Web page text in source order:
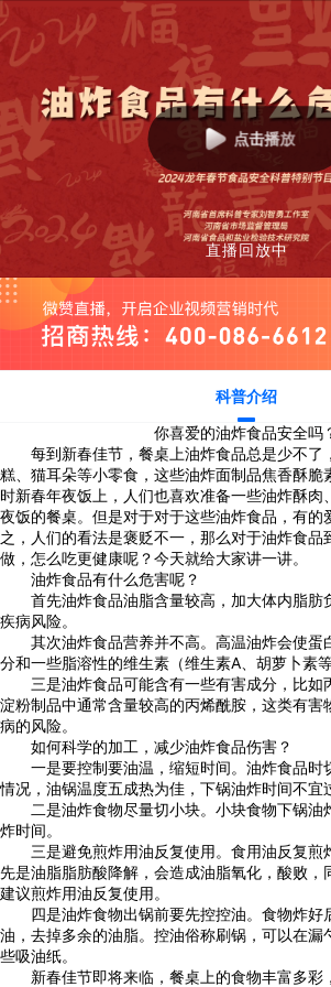
点击播放
直播回放中
科普介绍
你喜爱的油炸食品安全吗
每到新春佳节，餐桌上油炸食品总是少不了
糕、猫耳朵等小零食，这些油炸面制品焦香酥脆
时新春年夜饭上，人们也喜欢准备一些油炸酥肉
夜饭的餐桌。但是对于对于这些油炸食品，有的
之，人们的看法是褒贬不一，那么对于油炸食品
做，怎么吃更健康呢？今天就给大家讲一讲。
油炸食品有什么危害呢？
首先油炸食品油脂含量较高，加大体内脂肪
疾病风险。
其次油炸食品营养并不高。高温油炸会使蛋
分和一些脂溶性的维生素（维生素A、胡萝卜素
三是油炸食品可能含有一些有害成分，比如
淀粉制品中通常含量较高的丙烯酰胺，这类有害
病的风险。
如何科学的加工，减少油炸食品伤害？
一是要控制要油温，缩短时间。油炸食品时
情况，油锅温度五成热为佳，下锅油炸时间不宜
二是油炸食物尽量切小块。小块食物下锅油
炸时间。
三是避免煎炸用油反复使用。食用油反复煎
先是油脂脂肪酸降解，会造成油脂氧化，酸败，
建议煎炸用油反复使用。
四是油炸食物出锅前要先控控油。食物炸好
油，去掉多余的油脂。控油俗称刷锅，可以在漏
些吸油纸。
新春佳节即将来临，餐桌上的食物丰富多彩